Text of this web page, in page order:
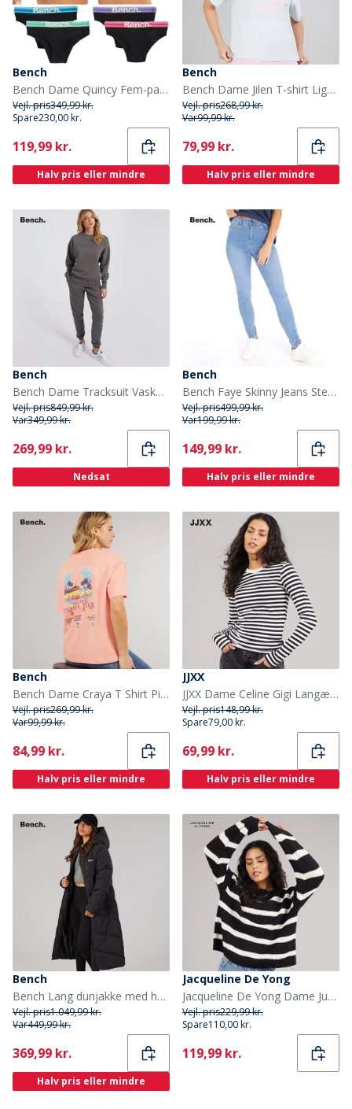
Bench
Bench Dame Quincy Fem-pak Trusser Multi
Vejl. pris349,99 kr.
Spare230,00 kr.
Current
119,99 kr.
Halv pris eller mindre
Bench
Bench Dame Jilen T-shirt Light Blue
Vejl. pris268,99 kr.
Var99,99 kr.
Current
79,99 kr.
Halv pris eller mindre
Bench
Bench Dame Tracksuit Vasket Antracit
Vejl. pris849,99 kr.
Var349,99 kr.
Current
269,99 kr.
Nedsat
Bench
Bench Faye Skinny Jeans Stenvask til Kvinder
Vejl. pris499,99 kr.
Var199,99 kr.
Current
149,99 kr.
Halv pris eller mindre
Bench
Bench Dame Craya T Shirt Pink Coral
Vejl. pris269,99 kr.
Var99,99 kr.
Current
84,99 kr.
Halv pris eller mindre
JJXX
JJXX Dame Celine Gigi Langærmet T-shirt Blackstripes Vanilla Ice Blackstripes:Vanilla Ice
Vejl. pris148,99 kr.
Spare79,00 kr.
Current
69,99 kr.
Halv pris eller mindre
Bench
Bench Lang dunjakke med hætte til kvinder Eloraina Sort
Vejl. pris1.049,99 kr.
Var449,99 kr.
Current
369,99 kr.
Halv pris eller mindre
Jacqueline De Yong
Jacqueline De Yong Dame Justy Stribet Sweater Sort
Vejl. pris229,99 kr.
Spare110,00 kr.
Current
119,99 kr.